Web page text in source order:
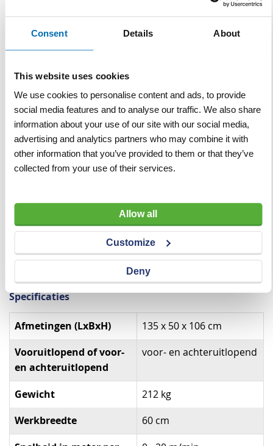
Consent Details About
This website uses cookies
We use cookies to personalise content and ads, to provide
social media features and to analyse our traffic. We also share
information about your use of our site with our social media,
advertising and analytics partners who may combine it with
other information that you’ve provided to them or that they’ve
collected from your use of their services.
Allow all
Customize
Deny
dat de motor en andere onderdelen beschermt tegen
schade, wat de levensduur van de machine aanzienlijk
een elektrische start, wat het starten van de trilplaat
nog eenvoudiger maakt.
Snelle en betrouwbare levering bij Visser & Visser
Bij Visser & Visser kunt u rekenen op snelle en
betrouwbare levering van de Weber CR3 trilplaat met
Hatz dieselmotor. Met onze jarenlange ervaring in de
ondersteuning. Onze deskundige medewerkers staan
klaar om u te adviseren bij de keuze van de juiste
trilplaat voor uw specifieke project.
Specificaties
Specificaties
Afmetingen (LxBxH) 135 x 50 x 106 cm
Vooruitlopend of voor-
en achteruitlopend
voor- en achteruitlopend
Gewicht 212 kg
Werkbreedte 60 cm